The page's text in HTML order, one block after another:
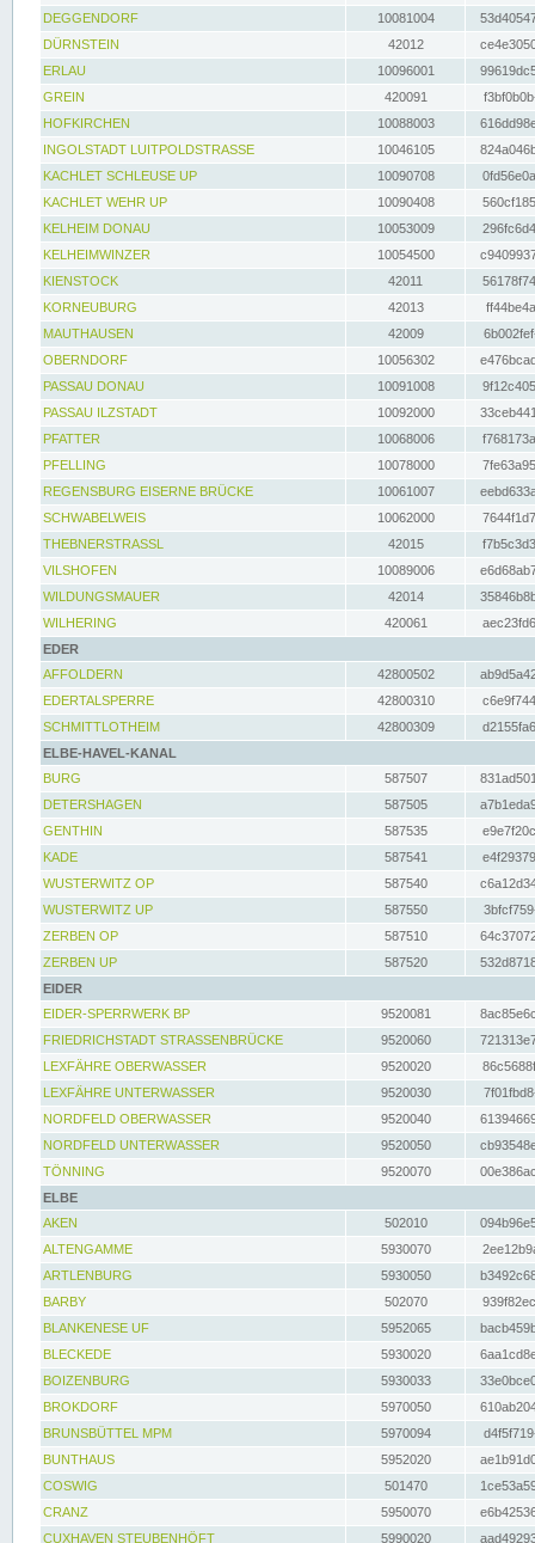
DEGGENDORF
10081004
DÜRNSTEIN
42012
ERLAU
10096001
GREIN
420091
HOFKIRCHEN
10088003
INGOLSTADT LUITPOLDSTRASSE
10046105
KACHLET SCHLEUSE UP
10090708
KACHLET WEHR UP
10090408
KELHEIM DONAU
10053009
KELHEIMWINZER
10054500
KIENSTOCK
42011
KORNEUBURG
42013
MAUTHAUSEN
42009
OBERNDORF
10056302
PASSAU DONAU
10091008
PASSAU ILZSTADT
10092000
PFATTER
10068006
PFELLING
10078000
REGENSBURG EISERNE BRÜCKE
10061007
SCHWABELWEIS
10062000
THEBNERSTRASSL
42015
VILSHOFEN
10089006
WILDUNGSMAUER
42014
WILHERING
420061
EDER
AFFOLDERN
42800502
EDERTALSPERRE
42800310
SCHMITTLOTHEIM
42800309
ELBE-HAVEL-KANAL
BURG
587507
DETERSHAGEN
587505
GENTHIN
587535
KADE
587541
WUSTERWITZ OP
587540
WUSTERWITZ UP
587550
ZERBEN OP
587510
ZERBEN UP
587520
EIDER
EIDER-SPERRWERK BP
9520081
FRIEDRICHSTADT STRASSENBRÜCKE
9520060
LEXFÄHRE OBERWASSER
9520020
LEXFÄHRE UNTERWASSER
9520030
NORDFELD OBERWASSER
9520040
NORDFELD UNTERWASSER
9520050
TÖNNING
9520070
ELBE
AKEN
502010
ALTENGAMME
5930070
ARTLENBURG
5930050
BARBY
502070
BLANKENESE UF
5952065
BLECKEDE
5930020
BOIZENBURG
5930033
BROKDORF
5970050
BRUNSBÜTTEL MPM
5970094
BUNTHAUS
5952020
COSWIG
501470
CRANZ
5950070
CUXHAVEN STEUBENHÖFT
5990020